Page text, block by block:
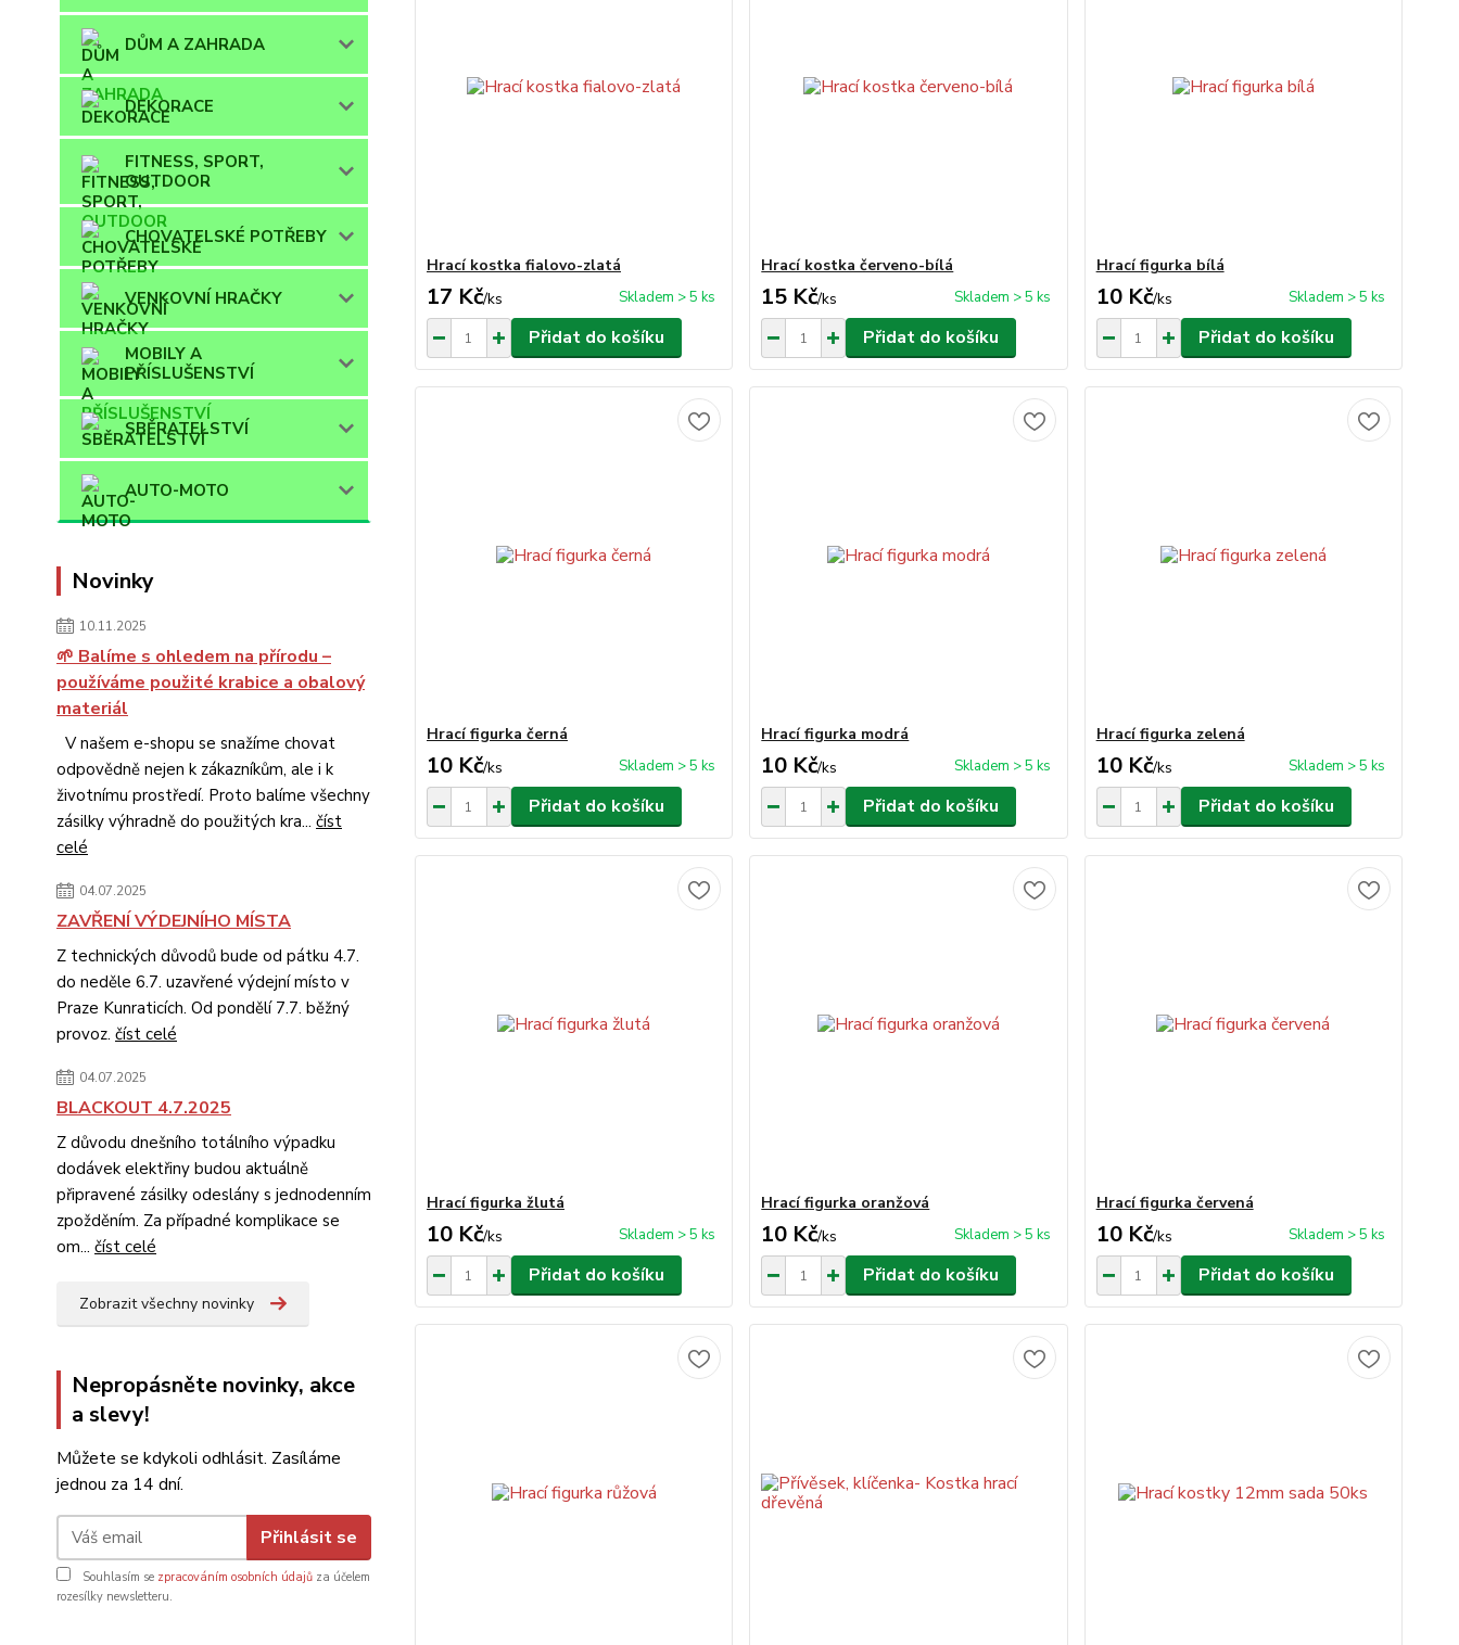
DŮM A ZAHRADA
DEKORACE
FITNESS, SPORT,
OUTDOOR
CHOVATELSKÉ POTŘEBY
VENKOVNÍ HRAČKY
MOBILY A
PŘÍSLUŠENSTVÍ
SBĚRATELSTVÍ
AUTO-MOTO
Novinky
10.11.2025
🌱 Balíme s ohledem na přírodu –
používáme použité krabice a obalový
materiál
V našem e-shopu se snažíme chovat
odpovědně nejen k zákazníkům, ale i k
životnímu prostředí. Proto balíme všechny
zásilky výhradně do použitých kra... číst
celé
04.07.2025
ZAVŘENÍ VÝDEJNÍHO MÍSTA
Z technických důvodů bude od pátku 4.7.
do neděle 6.7. uzavřené výdejní místo v
Praze Kunraticích. Od pondělí 7.7. běžný
provoz. číst celé
04.07.2025
BLACKOUT 4.7.2025
Z důvodu dnešního totálního výpadku
dodávek elektřiny budou aktuálně
připravené zásilky odeslány s jednodenním
zpožděním. Za případné komplikace se
om... číst celé
Zobrazit všechny novinky
Nepropásněte novinky, akce
a slevy!
Můžete se kdykoli odhlásit. Zasíláme
jednou za 14 dní.
Přihlásit se
Souhlasím se zpracováním osobních údajů za účelem
rozesílky newsletteru.
Hrací kostka fialovo-zlatá
17 Kč/ks Skladem > 5 ks
Přidat do košíku
Hrací kostka červeno-bílá
15 Kč/ks Skladem > 5 ks
Přidat do košíku
Hrací figurka bílá
10 Kč/ks Skladem > 5 ks
Přidat do košíku
Hrací figurka černá
10 Kč/ks Skladem > 5 ks
Přidat do košíku
Hrací figurka modrá
10 Kč/ks Skladem > 5 ks
Přidat do košíku
Hrací figurka zelená
10 Kč/ks Skladem > 5 ks
Přidat do košíku
Hrací figurka žlutá
10 Kč/ks Skladem > 5 ks
Přidat do košíku
Hrací figurka oranžová
10 Kč/ks Skladem > 5 ks
Přidat do košíku
Hrací figurka červená
10 Kč/ks Skladem > 5 ks
Přidat do košíku